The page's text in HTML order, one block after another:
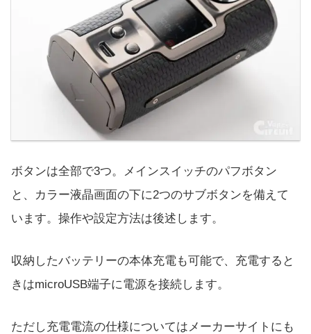
ボタンは全部で3つ。メインスイッチのパフボタン
と、カラー液晶画面の下に2つのサブボタンを備えて
います。操作や設定方法は後述します。
収納したバッテリーの本体充電も可能で、充電すると
きはmicroUSB端子に電源を接続します。
ただし充電電流の仕様についてはメーカーサイトにも